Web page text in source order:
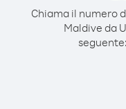
Chiama il numero
Maldive da
seguente: